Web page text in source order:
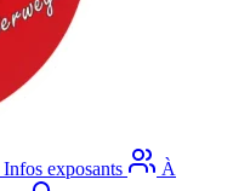
Infos exposants
À